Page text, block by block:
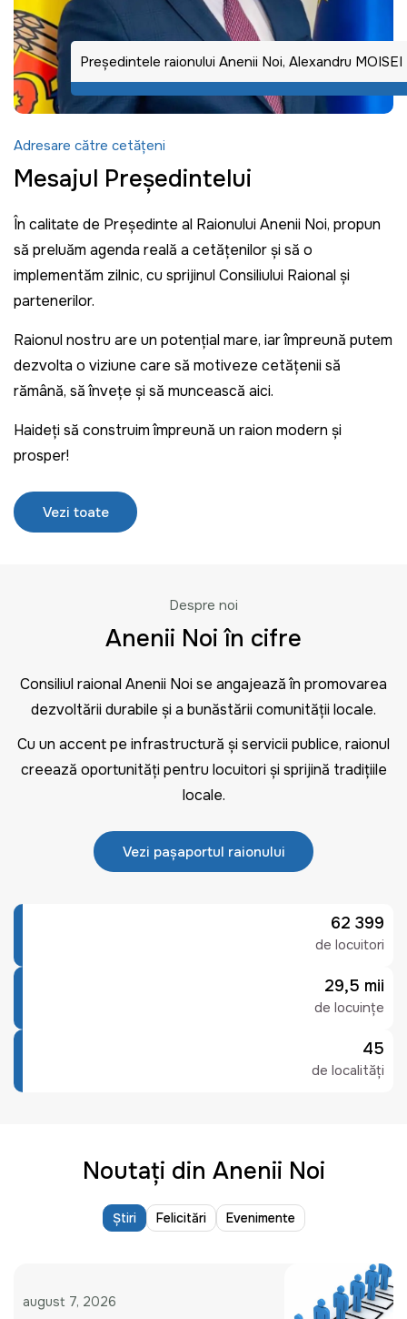
Adresare către cetățeni
Mesajul Președintelui
În calitate de Președinte al Raionului Anenii Noi, propun
să preluăm agenda reală a cetățenilor și să o
implementăm zilnic, cu sprijinul Consiliului Raional și
partenerilor.
Raionul nostru are un potențial mare, iar împreună putem
dezvolta o viziune care să motiveze cetățenii să
rămână, să învețe și să muncească aici.
Haideți să construim împreună un raion modern și
prosper!
Vezi toate
Preşedintele raionului Anenii Noi, Alexandru MOISEI
Despre noi
Anenii Noi în cifre
Consiliul raional Anenii Noi se angajează în promovarea
dezvoltării durabile și a bunăstării comunității locale.
Cu un accent pe infrastructură și servicii publice, raionul
creează oportunități pentru locuitori și sprijină tradițiile
locale.
Vezi pașaportul raionului
62 399
de locuitori
29,5 mii
de locuințe
45
de localități
Noutați din Anenii Noi
Știri Felicitări Evenimente
august 7, 2026